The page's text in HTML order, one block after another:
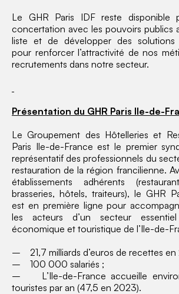
Le GHR Paris IDF reste disponible
concertation avec les pouvoirs publics
liste et de développer des solutions
pour renforcer l’attractivité de nos
recrutements dans notre secteur.
Présentation du GHR Paris Ile-de-
Le Groupement des Hôtelleries et
Paris Ile-de-France est le premier
représentatif des professionnels du
restauration de la région francilienne.
établissements adhérents
brasseries, hôtels, traiteurs), le GHR
est en première ligne pour
les acteurs d’un secteur
économique et touristique de l’Ile-de-
– 21,7 milliards d’euros de recettes
– 100 000 salariés ;
– L’Ile-de-France accueille
touristes par an (47,5 en 2023).